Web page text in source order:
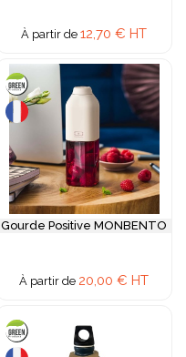
À partir de 12,70 € HT
Gourde Positive MONBENTO
À partir de 20,00 € HT